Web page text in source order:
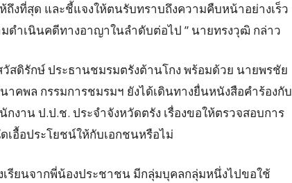
งที่สุด และชี้แจงให้ตนรับทราบถึงความคืบหน้าอย่างเร็ว
ดำเนินคดีทางอาญาในลำดับต่อไป ” นายทรงวุฒิ กล่าว
สดิรักษ์ ประธานชมรมตรังต้านโกง พร้อมด้วย นายพรชัย
คพล กรรมการชมรมฯ ยังได้เดินทางยื่นหนังสือคำร้องกับ
าน ป.ป.ช. ประจำจังหวัดตรัง เรื่องขอให้ตรวจสอบการ
อื้อประโยชน์ให้กับเอกชนหรือไม่
รียนจากพี่น้องประชาชน มีกลุ่มบุคลกลุ่มหนึ่งไปขอใช้